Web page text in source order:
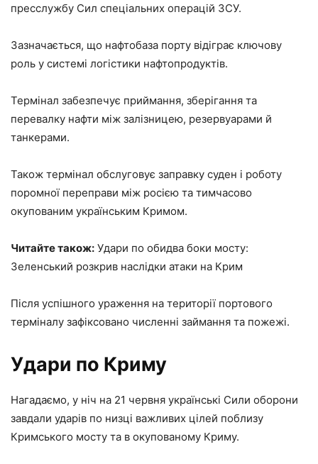
пресслужбу Сил спеціальних операцій ЗСУ.
Зазначається, що нафтобаза порту відіграє ключову
роль у системі логістики нафтопродуктів.
Термінал забезпечує приймання, зберігання та
перевалку нафти між залізницею, резервуарами й
танкерами.
Також термінал обслуговує заправку суден і роботу
поромної переправи між росією та тимчасово
окупованим українським Кримом.
Читайте також: Удари по обидва боки мосту:
Зеленський розкрив наслідки атаки на Крим
Після успішного ураження на території портового
терміналу зафіксовано численні займання та пожежі.
Удари по Криму
Нагадаємо, у ніч на 21 червня українські Сили оборони
завдали ударів по низці важливих цілей поблизу
Кримського мосту та в окупованому Криму.